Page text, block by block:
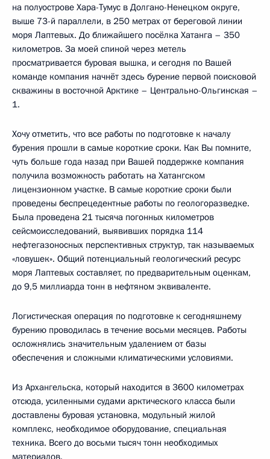
на полуострове Хара-Тумус в Долгано-Ненецком округе,
выше 73-й параллели, в 250 метрах от береговой линии
моря Лаптевых. До ближайшего посёлка Хатанга – 350
километров. За моей спиной через метель
просматривается буровая вышка, и сегодня по Вашей
команде компания начнёт здесь бурение первой поисковой
скважины в восточной Арктике – Центрально-Ольгинская –
1.
Хочу отметить, что все работы по подготовке к началу
бурения прошли в самые короткие сроки. Как Вы помните,
чуть больше года назад при Вашей поддержке компания
получила возможность работать на Хатангском
лицензионном участке. В самые короткие сроки были
проведены беспрецедентные работы по геологоразведке.
Была проведена 21 тысяча погонных километров
сейсмоисследований, выявивших порядка 114
нефтегазоносных перспективных структур, так называемых
«ловушек». Общий потенциальный геологический ресурс
моря Лаптевых составляет, по предварительным оценкам,
до 9,5 миллиарда тонн в нефтяном эквиваленте.
Логистическая операция по подготовке к сегодняшнему
бурению проводилась в течение восьми месяцев. Работы
осложнялись значительным удалением от базы
обеспечения и сложными климатическими условиями.
Из Архангельска, который находится в 3600 километрах
отсюда, усиленными судами арктического класса были
доставлены буровая установка, модульный жилой
комплекс, необходимое оборудование, специальная
техника. Всего до восьми тысяч тонн необходимых
материалов.